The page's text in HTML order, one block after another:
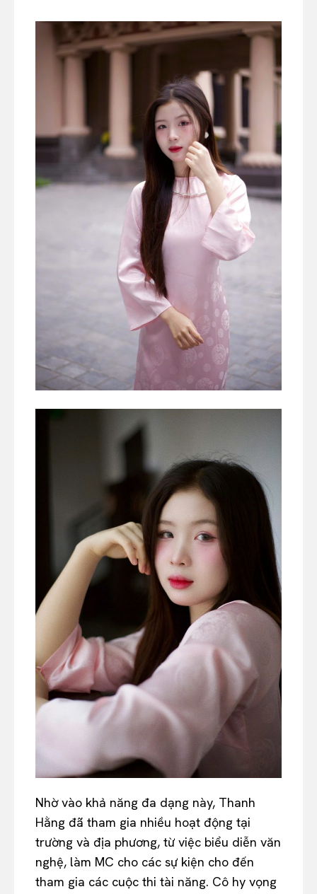
Nhờ vào khả năng đa dạng này, Thanh
Hằng đã tham gia nhiều hoạt động tại
trường và địa phương, từ việc biểu diễn văn
nghệ, làm MC cho các sự kiện cho đến
tham gia các cuộc thi tài năng. Cô hy vọng